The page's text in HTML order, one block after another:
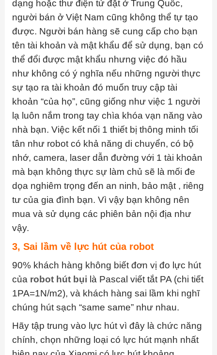
dạng hoặc thư điện tử đặt ở Trung Quốc,
người bán ở Việt Nam cũng không thể tự tạo
được. Người bán hàng sẽ cung cấp cho bạn
tên tài khoản và mật khẩu để sử dụng, bạn có
thể đổi được mật khẩu nhưng việc đó hầu
như không có ý nghĩa nếu những người thực
sự tạo ra tài khoản đó muốn truy cập tài
khoản “của họ”, cũng giống như việc 1 người
lạ luôn nắm trong tay chìa khóa vạn năng vào
nhà bạn. Việc kết nối 1 thiết bị thông minh tối
tân như robot có khả năng di chuyển, có bộ
nhớ, camera, laser dẫn đường với 1 tài khoản
mà bạn không thực sự làm chủ sẽ là mối đe
dọa nghiêm trọng đến an ninh, bảo mật , riêng
tư của gia đình bạn. Vì vậy bạn không nên
mua và sử dụng các phiên bản nội địa như
vậy.
3, Sai lầm về lực hút của robot
90% khách hàng không biết đơn vị đo lực hút
của robot hút bụi là Pascal viết tắt PA (chi tiết
1PA=1N/m2), và khách hàng sai lầm khi nghĩ
chúng hút sạch “same same” như nhau.
Hãy tập trung vào lực hút vì đây là chức năng
chính, chọn những loại có lực hút mạnh nhất